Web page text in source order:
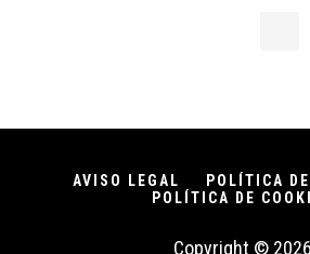
AVISO LEGAL
POLÍTICA
POLÍTICA DE
Copyright © 2026